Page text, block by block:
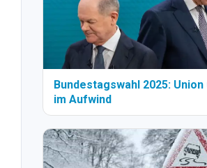
Bundestagswahl 2025: Union
im Aufwind